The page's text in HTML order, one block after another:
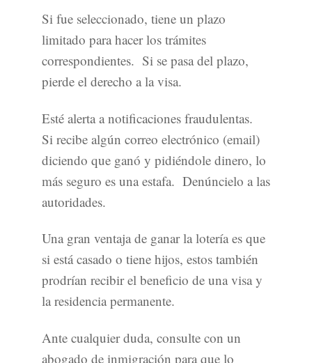
Si fue seleccionado, tiene un plazo
limitado para hacer los trámites
correspondientes. Si se pasa del plazo,
pierde el derecho a la visa.
Esté alerta a notificaciones fraudulentas.
Si recibe algún correo electrónico (email)
diciendo que ganó y pidiéndole dinero, lo
más seguro es una estafa. Denúncielo a las
autoridades.
Una gran ventaja de ganar la lotería es que
si está casado o tiene hijos, estos también
prodrían recibir el beneficio de una visa y
la residencia permanente.
Ante cualquier duda, consulte con un
abogado de inmigración para que lo